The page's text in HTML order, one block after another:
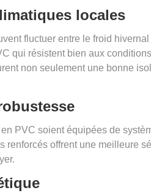
locales
fluctuer entre le froid
qui résistent bien aux
non seulement une bonne
PVC soient équipées de
renforcés offrent une meilleure